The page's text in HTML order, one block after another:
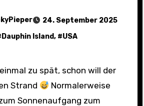
24. September 2025
Dauphin Island, #USA
Strand
Normalerweise
Sonnenaufgang zum